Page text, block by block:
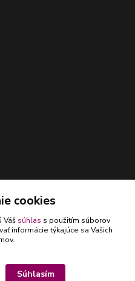
cookies
Váš súhlas s použitím súborov
informácie týkajúce sa Vašich
Súhlasím